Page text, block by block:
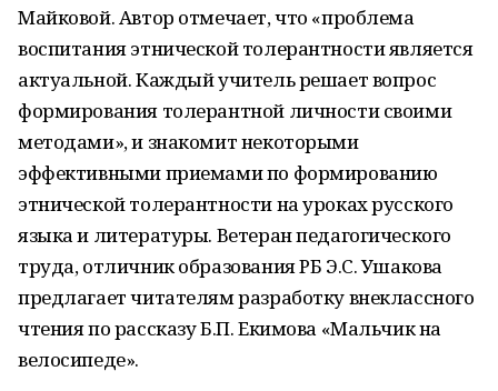
Майковой. Автор отмечает, что «проблема
воспитания этнической толерантности является
актуальной. Каждый учитель решает вопрос
формирования толерантной личности своими
методами», и знакомит некоторыми
эффективными приемами по формированию
этнической толерантности на уроках русского
языка и литературы. Ветеран педагогического
труда, отличник образования РБ Э.С. Ушакова
предлагает читателям разработку внеклассного
чтения по рассказу Б.П. Екимова «Мальчик на
велосипеде».